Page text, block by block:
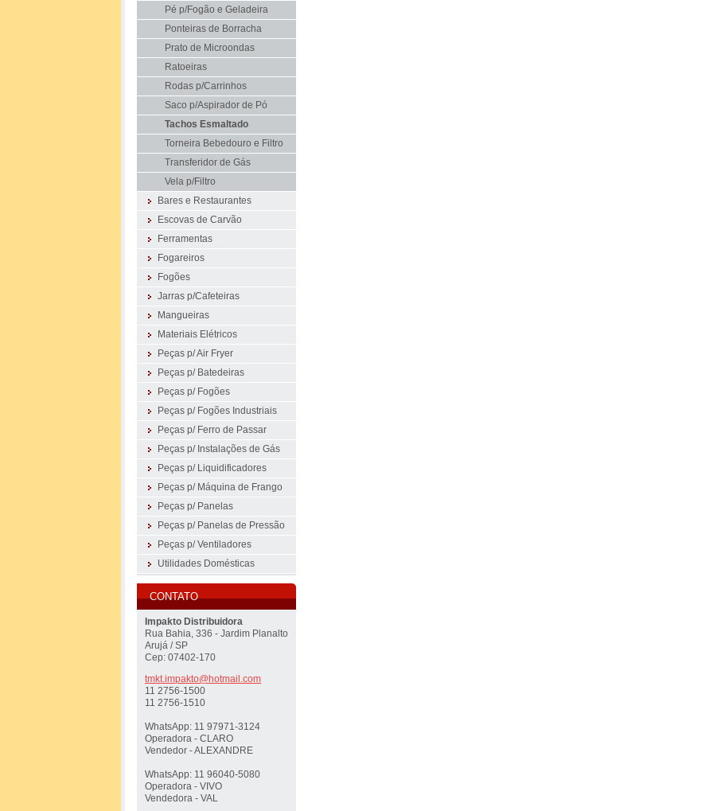
Pé p/Fogão e Geladeira
Ponteiras de Borracha
Prato de Microondas
Ratoeiras
Rodas p/Carrinhos
Saco p/Aspirador de Pó
Tachos Esmaltado
Torneira Bebedouro e Filtro
Transferidor de Gás
Vela p/Filtro
Bares e Restaurantes
Escovas de Carvão
Ferramentas
Fogareiros
Fogões
Jarras p/Cafeteiras
Mangueiras
Materiais Elétricos
Peças p/ Air Fryer
Peças p/ Batedeiras
Peças p/ Fogões
Peças p/ Fogões Industriais
Peças p/ Ferro de Passar
Peças p/ Instalações de Gás
Peças p/ Liquidificadores
Peças p/ Máquina de Frango
Peças p/ Panelas
Peças p/ Panelas de Pressão
Peças p/ Ventiladores
Utilidades Domésticas
CONTATO
Impakto Distribuidora
Rua Bahia, 336 - Jardim Planalto
Arujá / SP
Cep: 07402-170
tmkt.impakto@hotmail.com
11 2756-1500
11 2756-1510
WhatsApp: 11 97971-3124
Operadora - CLARO
Vendedor - ALEXANDRE
WhatsApp: 11 96040-5080
Operadora - VIVO
Vendedora - VAL